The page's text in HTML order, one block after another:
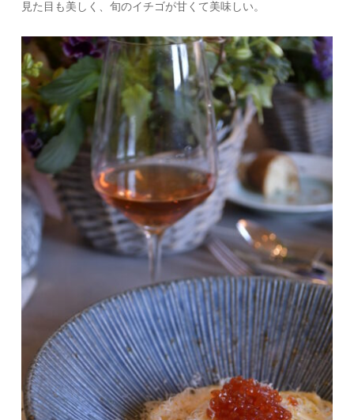
見た目も美しく、旬のイチゴが甘くて美味しい。